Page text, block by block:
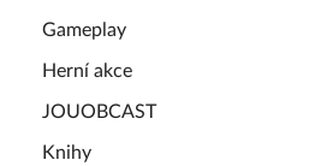
Gameplay
Herní akce
JOUOBCAST
Knihy